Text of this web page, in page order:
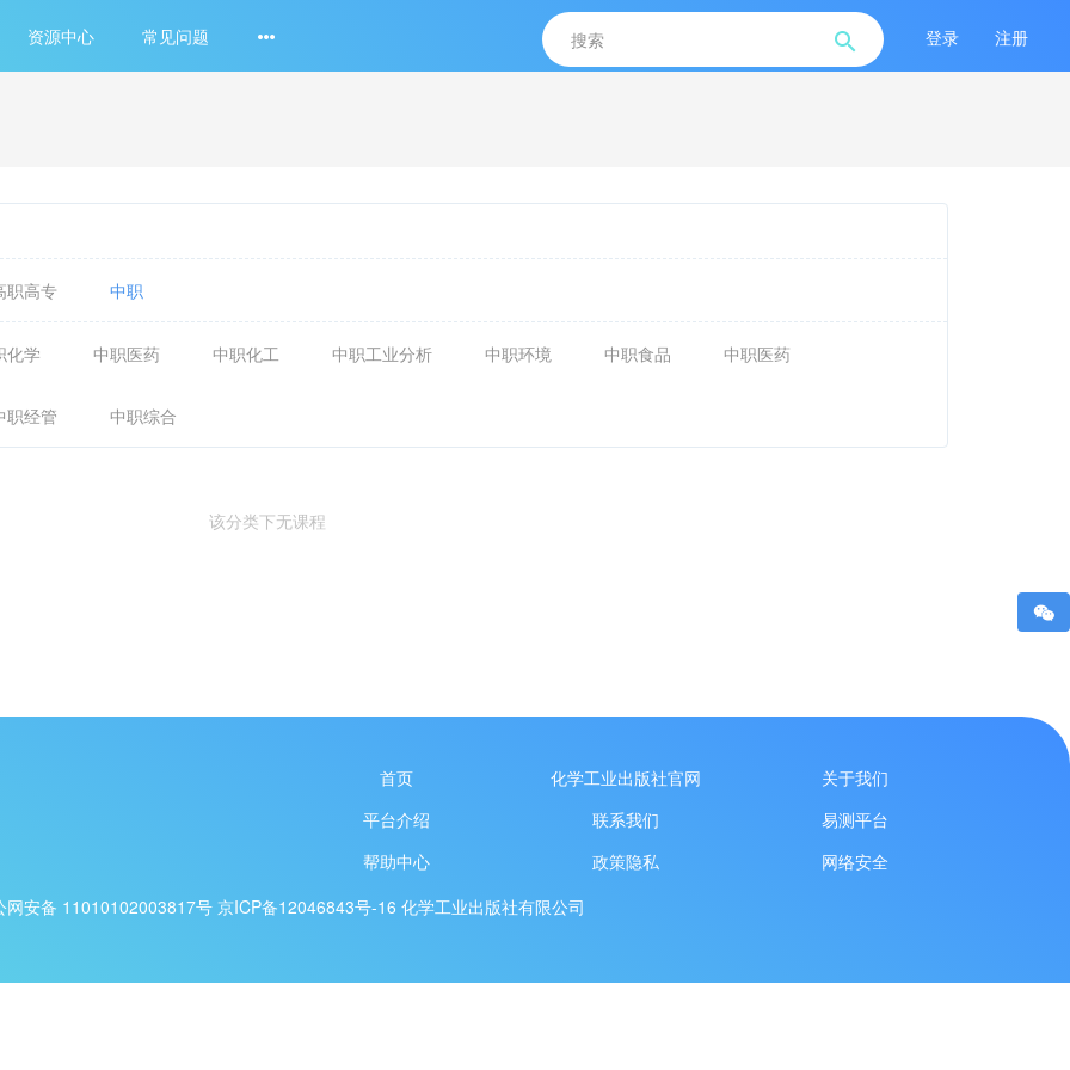
资源中心 常见问题 登录 注册
职高专 中职
化学 中职医药 中职化工 中职工业分析 中职环境 中职食品 中职医药
职经管 中职综合
该分类下无课程
首页 化学工业出版社官网
关于我们
平台介绍
联系我们
易测平台
帮助中心
政策隐私
网络安全
网安备 11010102003817号 京ICP备12046843号-16 化学工业出版社有限公司